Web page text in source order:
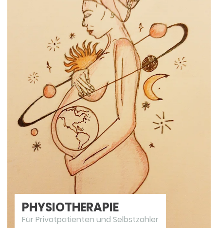
PHYSIOTHERAPIE
Für Privatpatienten und Selbstzahler